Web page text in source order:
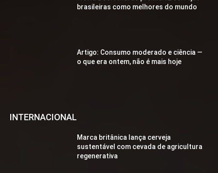
brasileiras como melhores do mundo
Artigo: Consumo moderado e ciência —
o que era ontem, não é mais hoje
INTERNACIONAL
Marca britânica lança cerveja
sustentável com cevada de agricultura
regenerativa